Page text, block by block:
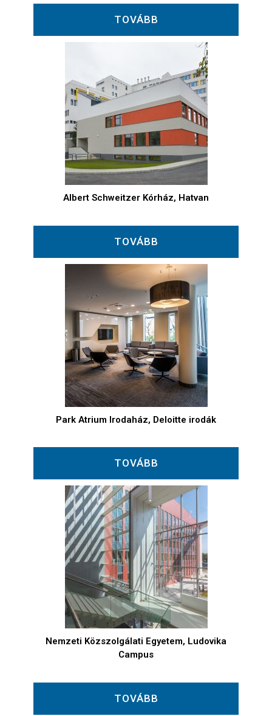
TOVÁBB
Albert Schweitzer Kórház, Hatvan
TOVÁBB
Park Atrium Irodaház, Deloitte irodák
TOVÁBB
Nemzeti Közszolgálati Egyetem, Ludovika
Campus
TOVÁBB